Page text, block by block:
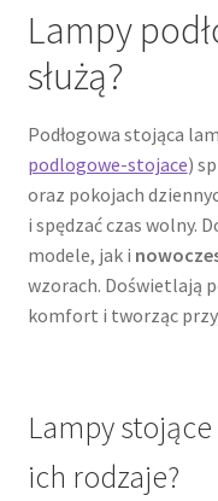
Lampy
służą?
Podłogowa stojąca
podlogowe-stojace)
oraz pokojach
i spędzać czas wolny.
modele, jak i
wzorach. Doświetlają
komfort i tworząc
Lampy
ich rodzaje?